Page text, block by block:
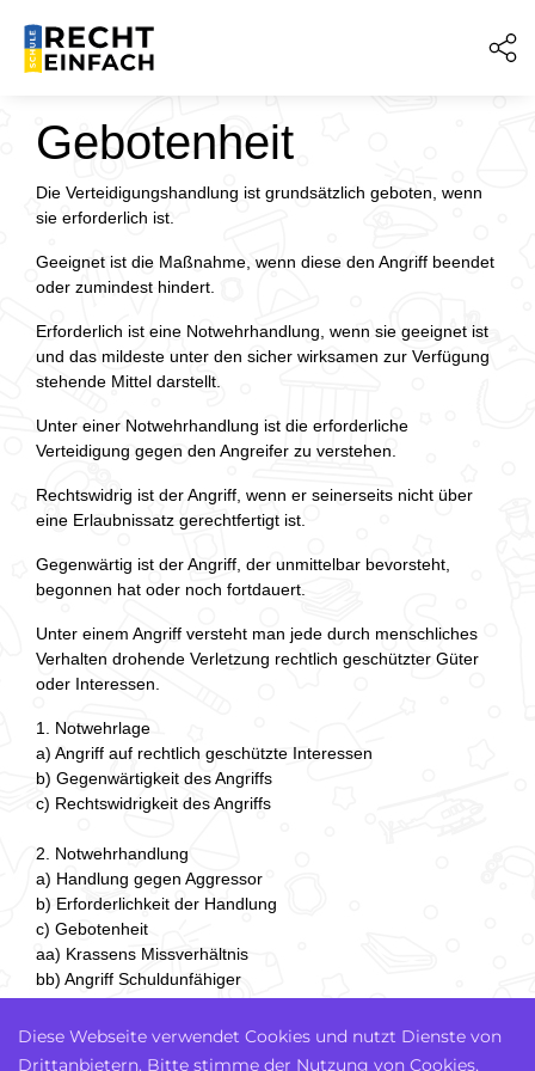
Gebotenheit
Die Verteidigungshandlung ist grundsätzlich geboten, wenn
sie erforderlich ist.
Geeignet ist die Maßnahme, wenn diese den Angriff beendet
oder zumindest hindert.
Erforderlich ist eine Notwehrhandlung, wenn sie geeignet ist
und das mildeste unter den sicher wirksamen zur Verfügung
stehende Mittel darstellt.
Unter einer Notwehrhandlung ist die erforderliche
Verteidigung gegen den Angreifer zu verstehen.
Rechtswidrig ist der Angriff, wenn er seinerseits nicht über
eine Erlaubnissatz gerechtfertigt ist.
Gegenwärtig ist der Angriff, der unmittelbar bevorsteht,
begonnen hat oder noch fortdauert.
Unter einem Angriff versteht man jede durch menschliches
Verhalten drohende Verletzung rechtlich geschützter Güter
oder Interessen.
1. Notwehrlage
a) Angriff auf rechtlich geschützte Interessen
b) Gegenwärtigkeit des Angriffs
c) Rechtswidrigkeit des Angriffs
2. Notwehrhandlung
a) Handlung gegen Aggressor
b) Erforderlichkeit der Handlung
c) Gebotenheit
aa) Krassens Missverhältnis
bb) Angriff Schuldunfähiger
cc) Familiäres Näheverhältnis
dd) Notwehrprovokation
Diese Webseite verwendet Cookies und nutzt Dienste von
Drittanbietern. Bitte stimme der Nutzung von Cookies,